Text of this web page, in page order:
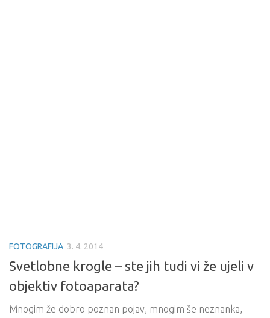
FOTOGRAFIJA 3. 4. 2014
Svetlobne krogle – ste jih tudi vi že ujeli v
objektiv fotoaparata?
Mnogim že dobro poznan pojav, mnogim še neznanka,